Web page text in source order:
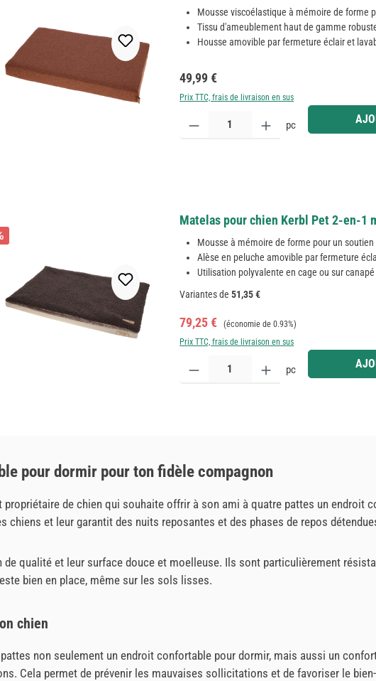
Mousse viscoélastique à mémoire de forme
Tissu d'ameublement haut de gamme
Housse amovible par fermeture éclair et
Prix régulier :
49,99 €
Prix TTC, frais de livraison en sus
Quantité de produit : Entrez la quantité
pc
Matelas pour chien Kerbl Pet 2-en-1
Mousse à mémoire de forme pour un
Alèse en peluche amovible par fermeture
Utilisation polyvalente en cage ou sur canapé
Variantes de 51,35 €
Prix de vente :
79,25 € Prix régulier :
(économie de 0.93%)
Prix TTC, frais de livraison en sus
Quantité de produit : Entrez la quantité
pc
pour dormir pour ton fidèle compagnon
de chien qui souhaite offrir à son ami à quatre pattes un endroit
chiens et leur garantit des nuits reposantes et des phases de repos
qualité et leur surface douce et moelleuse. Ils sont particulièrement
bien en place, même sur les sols lisses.
chien
non seulement un endroit confortable pour dormir, mais aussi un
Cela permet de prévenir les mauvaises sollicitations et de favoriser le